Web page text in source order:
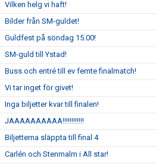
Vilken helg vi haft!
Bilder från SM-guldet!
Guldfest på söndag 15.00!
SM-guld till Ystad!
Buss och entré till ev femte finalmatch!
Vi tar inget för givet!
Inga biljetter kvar till finalen!
JAAAAAAAAAA!!!!!!!!!!!!
Biljetterna släppta till final 4
Carlén och Stenmalm i All star!